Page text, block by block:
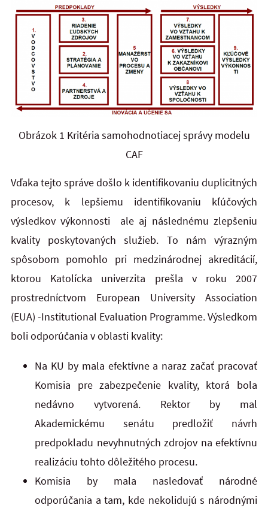
Obrázok 1 Kritéria samohodnotiacej správy modelu
CAF
Vďaka tejto správe došlo k identifikovaniu duplicitných
procesov, k lepšiemu identifikovaniu kľúčových
výsledkov výkonnosti ale aj následnému zlepšeniu
kvality poskytovaných služieb. To nám výrazným
spôsobom pomohlo pri medzinárodnej akreditácií,
ktorou Katolícka univerzita prešla v roku 2007
prostredníctvom European University Association
(EUA) -Institutional Evaluation Programme. Výsledkom
boli odporúčania v oblasti kvality:
Na KU by mala efektívne a naraz začať pracovať
Komisia pre zabezpečenie kvality, ktorá bola
nedávno vytvorená. Rektor by mal
Akademickému senátu predložiť návrh
predpokladu nevyhnutných zdrojov na efektívnu
realizáciu tohto dôležitého procesu.
Komisia by mala nasledovať národné
odporúčania a tam, kde nekolidujú s národnými